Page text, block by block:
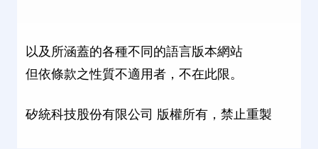
以及所涵蓋的各種不同的語言版本網站
但依條款之性質不適用者，不在此限。
矽統科技股份有限公司 版權所有，禁止重製